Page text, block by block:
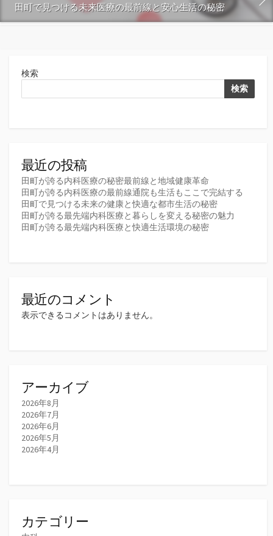
田町で見つける未来医療の最前線と安心生活の秘密
検索
検索
最近の投稿
田町が誇る内科医療の秘密最前線と地域健康革命
田町が誇る内科医療の最前線通院も生活もここで完結する
田町で見つける未来の健康と快適な都市生活の秘密
田町が誇る最先端内科医療と暮らしを変える秘密の魅力
田町が誇る最先端内科医療と快適生活環境の秘密
最近のコメント
表示できるコメントはありません。
アーカイブ
2026年8月
2026年7月
2026年6月
2026年5月
2026年4月
カテゴリー